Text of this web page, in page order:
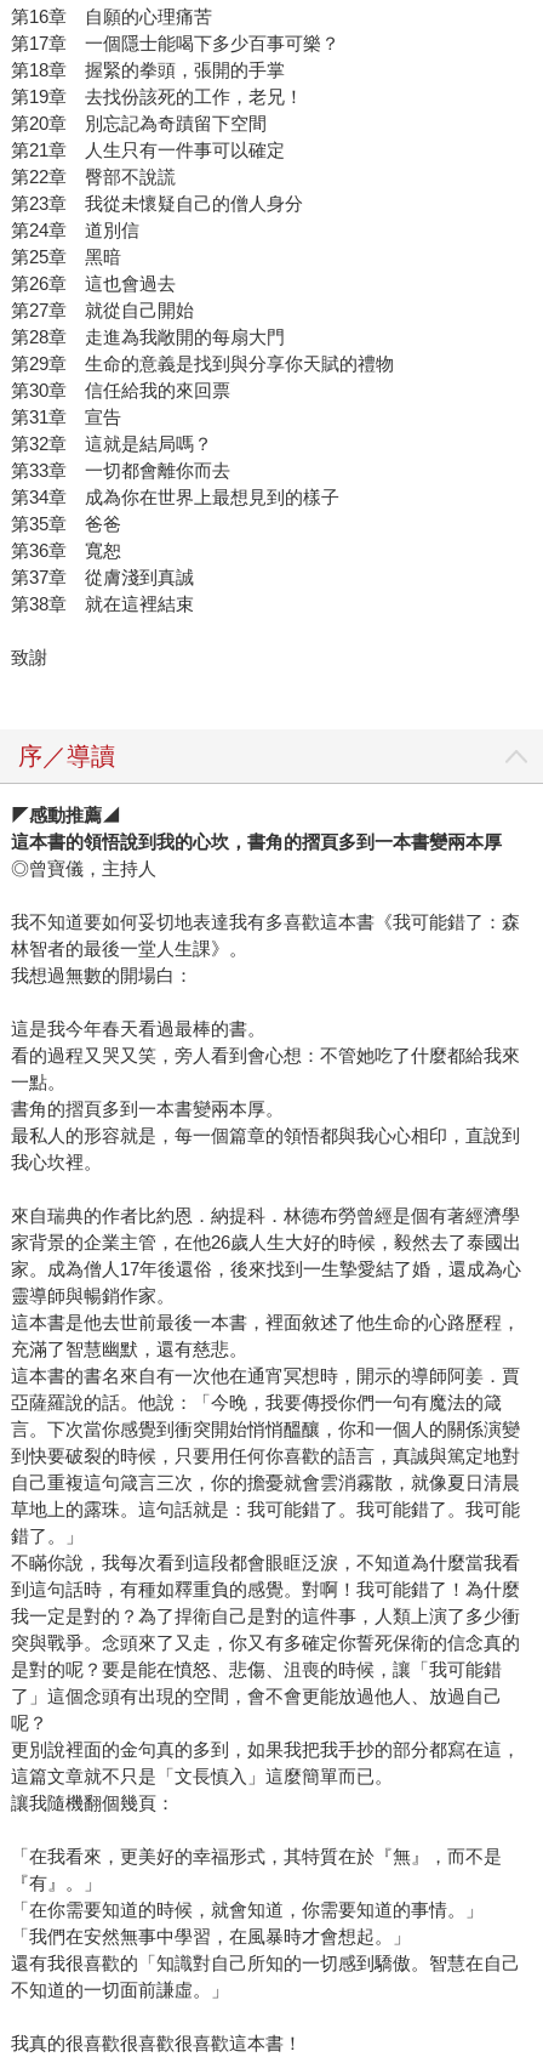
第16章 自願的心理痛苦
第17章 一個隱士能喝下多少百事可樂？
第18章 握緊的拳頭，張開的手掌
第19章 去找份該死的工作，老兄！
第20章 別忘記為奇蹟留下空間
第21章 人生只有一件事可以確定
第22章 臀部不說謊
第23章 我從未懷疑自己的僧人身分
第24章 道別信
第25章 黑暗
第26章 這也會過去
第27章 就從自己開始
第28章 走進為我敞開的每扇大門
第29章 生命的意義是找到與分享你天賦的禮物
第30章 信任給我的來回票
第31章 宣告
第32章 這就是結局嗎？
第33章 一切都會離你而去
第34章 成為你在世界上最想見到的樣子
第35章 爸爸
第36章 寬恕
第37章 從膚淺到真誠
第38章 就在這裡結束
致謝
序／導讀
◤感動推薦◢
這本書的領悟說到我的心坎，書角的摺頁多到一本書變兩本厚
◎曾寶儀，主持人
我不知道要如何妥切地表達我有多喜歡這本書《我可能錯了：森
林智者的最後一堂人生課》。
我想過無數的開場白：
這是我今年春天看過最棒的書。
看的過程又哭又笑，旁人看到會心想：不管她吃了什麼都給我來
一點。
書角的摺頁多到一本書變兩本厚。
最私人的形容就是，每一個篇章的領悟都與我心心相印，直說到
我心坎裡。
來自瑞典的作者比約恩．納提科．林德布勞曾經是個有著經濟學
家背景的企業主管，在他26歲人生大好的時候，毅然去了泰國出
家。成為僧人17年後還俗，後來找到一生摯愛結了婚，還成為心
靈導師與暢銷作家。
這本書是他去世前最後一本書，裡面敘述了他生命的心路歷程，
充滿了智慧幽默，還有慈悲。
這本書的書名來自有一次他在通宵冥想時，開示的導師阿姜．賈
亞薩羅說的話。他說：「今晚，我要傳授你們一句有魔法的箴
言。下次當你感覺到衝突開始悄悄醞釀，你和一個人的關係演變
到快要破裂的時候，只要用任何你喜歡的語言，真誠與篤定地對
自己重複這句箴言三次，你的擔憂就會雲消霧散，就像夏日清晨
草地上的露珠。這句話就是：我可能錯了。我可能錯了。我可能
錯了。」
不瞞你說，我每次看到這段都會眼眶泛淚，不知道為什麼當我看
到這句話時，有種如釋重負的感覺。對啊！我可能錯了！為什麼
我一定是對的？為了捍衛自己是對的這件事，人類上演了多少衝
突與戰爭。念頭來了又走，你又有多確定你誓死保衛的信念真的
是對的呢？要是能在憤怒、悲傷、沮喪的時候，讓「我可能錯
了」這個念頭有出現的空間，會不會更能放過他人、放過自己
呢？
更別說裡面的金句真的多到，如果我把我手抄的部分都寫在這，
這篇文章就不只是「文長慎入」這麼簡單而已。
讓我隨機翻個幾頁：
「在我看來，更美好的幸福形式，其特質在於『無』，而不是
『有』。」
「在你需要知道的時候，就會知道，你需要知道的事情。」
「我們在安然無事中學習，在風暴時才會想起。」
還有我很喜歡的「知識對自己所知的一切感到驕傲。智慧在自己
不知道的一切面前謙虛。」
我真的很喜歡很喜歡很喜歡這本書！